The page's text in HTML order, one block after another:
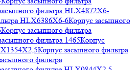
фильтра HLX4872X6-
HLX6386X6-6Корпус засыпного
Корпус засыпного фильтра
фильтра 1465Корпус
Корпус засыпного фильтра
фильтра